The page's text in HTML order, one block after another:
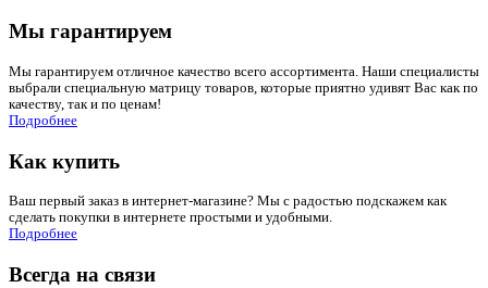
Мы гарантируем
Мы гарантируем отличное качество всего ассортимента. Наши специалисты
выбрали специальную матрицу товаров, которые приятно удивят Вас как по
качеству, так и по ценам!
Подробнее
Как купить
Ваш первый заказ в интернет-магазине? Мы с радостью подскажем как
сделать покупки в интернете простыми и удобными.
Подробнее
Всегда на связи